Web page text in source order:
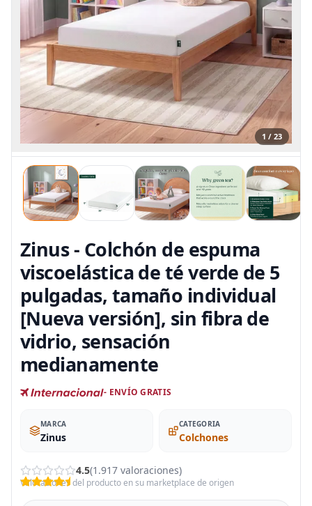
1 / 23
Zinus - Colchón de espuma
viscoelástica de té verde de 5
pulgadas, tamaño individual
[Nueva versión], sin fibra de
vidrio, sensación
medianamente
- ENVÍO GRATIS
MARCA
Zinus
CATEGORIA
Colchones
4.5(1.917 valoraciones)
Valoraciones del producto en su marketplace de origen